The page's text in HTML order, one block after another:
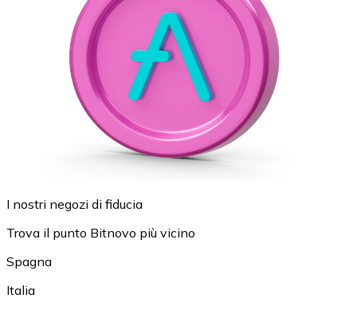
I nostri negozi di fiducia
Trova il punto Bitnovo più vicino
Spagna
Italia